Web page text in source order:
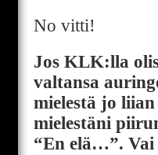
No vitti!
Jos KLK:lla
valtansa
mielestä jo
mielestäni
“En elä…”. Vai